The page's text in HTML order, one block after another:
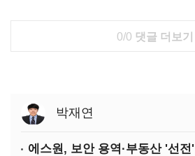
0/0 댓글 더보기
박재연
에스원, 보안 용역·부동산 '선전'